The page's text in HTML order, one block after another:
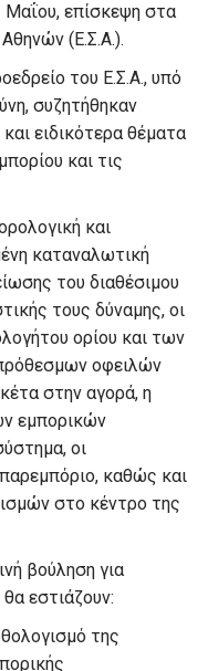
επίσκεψη στα
(Ε.Σ.Α.).
του Ε.Σ.Α., υπό
συζητήθηκαν
ειδικότερα θέματα
και τις
και
καταναλωτική
του διαθέσιμου
τους δύναμης, οι
ορίου και των
οφειλών
στην αγορά, η
εμπορικών
οι
καθώς και
στο κέντρο της
βούληση για
εστιάζουν:
της